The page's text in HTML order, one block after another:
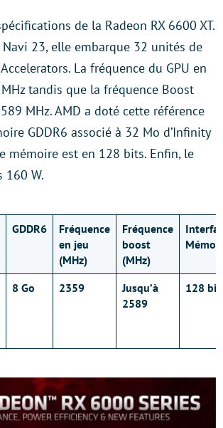
de la Radeon RX 6600 XT.
Navi 23, elle embarque 32 unités de
La fréquence du GPU en
tandis que la fréquence Boost
MHz. AMD a doté cette référence
GDDR6 associé à 32 Mo d’Infinity
mémoire est en 128 bits. Enfin, le
160 W.
GDDR6
Fréquence
en jeu
(MHz)
Fréquence
boost
(MHz)
8 Go 2359
Jusqu’à
2589
128